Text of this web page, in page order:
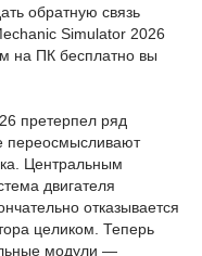
обратную связь
Simulator 2026
на ПК бесплатно вы
претерпел ряд
переосмысливают
Центральным
двигателя
отказывается
целиком. Теперь
модули —